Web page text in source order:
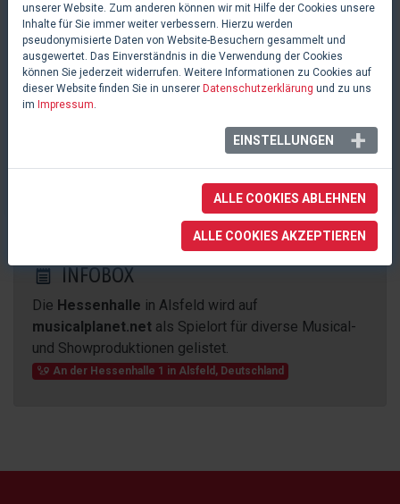
INFOBOX
Die Hessenhalle in Alsfeld wird auf
musicalplanet.net als Spielort für diverse Musical-
und Showproduktionen gelistet.
An der Hessenhalle 1 in Alsfeld , Deutschland
unserer Website. Zum anderen können wir mit Hilfe der Cookies unsere
Inhalte für Sie immer weiter verbessern. Hierzu werden
pseudonymisierte Daten von Website-Besuchern gesammelt und
ausgewertet. Das Einverständnis in die Verwendung der Cookies
können Sie jederzeit widerrufen. Weitere Informationen zu Cookies auf
dieser Website finden Sie in unserer Datenschutzerklärung und zu uns
im Impressum
EINSTELLUNGEN
ALLE COOKIES ABLEHNEN
ALLE COOKIES AKZEPTIEREN